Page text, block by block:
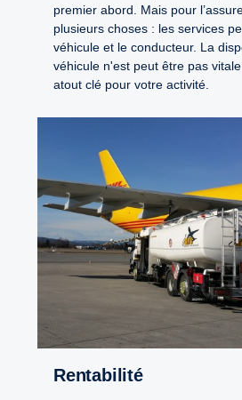
premier abord. Mais pour
plusieurs choses : les services
véhicule et le conducteur. La
véhicule n'est peut être pas
atout clé pour votre activité.
Rentabilité